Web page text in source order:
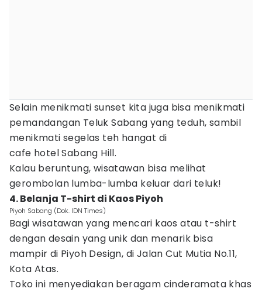
Selain menikmati sunset kita juga bisa menikmati
pemandangan Teluk Sabang yang teduh, sambil
menikmati segelas teh hangat di
cafe hotel Sabang Hill.
Kalau beruntung, wisatawan bisa melihat
gerombolan lumba-lumba keluar dari teluk!
4. Belanja T-shirt di Kaos Piyoh
Piyoh Sabang (Dok. IDN Times)
Bagi wisatawan yang mencari kaos atau t-shirt
dengan desain yang unik dan menarik bisa
mampir di Piyoh Design, di Jalan Cut Mutia No.11,
Kota Atas.
Toko ini menyediakan beragam cinderamata khas